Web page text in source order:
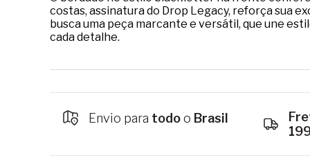
costas, assinatura do Drop Legacy, reforça sua
busca uma peça marcante e versátil, que une
cada detalhe.
Envio para todoo Brasil